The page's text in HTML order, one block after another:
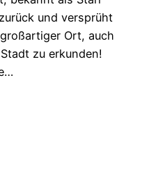
und versprüht
Ort, auch
zu erkunden!